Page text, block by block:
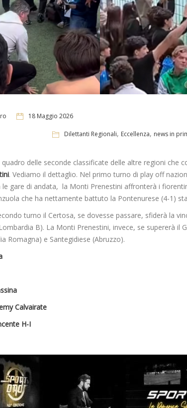
18 Maggio 2026
Dilettanti Regionali, Eccellenza, news in
quadro delle seconde classificate delle altre regioni che
. Vediamo il dettaglio. Nel primo turno di play off
gare di andata, la Monti Prenestini affronterà i
che ha nettamente battuto la Pontenurese (4-1)
turno il Certosa, se dovesse passare, sfiderà la
B). La Monti Prenestini, invece, se supererà il
Romagna) e Santegidiese (Abruzzo).
Calvairate
H-I